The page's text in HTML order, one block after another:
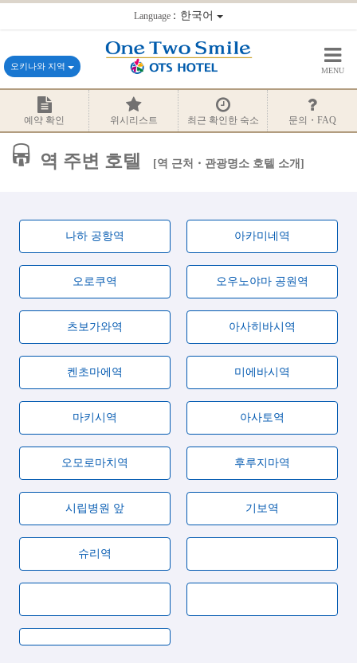
Language：한국어
오키나와 지역 MENU
예약 확인 위시리스트 최근 확인한 숙소 문의・FAQ
역 주변 호텔 역 근처・관광명소 호텔 소개
나하 공항역 아카미네역
오로쿠역 오우노야마 공원역
츠보가와역 아사히바시역
켄초마에역 미에바시역
마키시역 아사토역
오모로마치역 후루지마역
시립병원 앞 기보역
슈리역